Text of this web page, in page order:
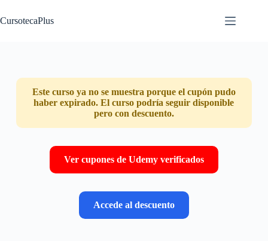
al
contenido
CursotecaPlus
Este curso ya no se muestra porque el cupón pudo
haber expirado. El curso podría seguir disponible
pero con descuento.
Ver cupones de Udemy verificados
Accede al descuento